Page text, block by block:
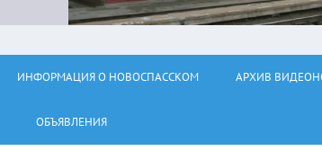
ИНФОРМАЦИЯ О НОВОСПАССКОМ АРХИВ
ОБЪЯВЛЕНИЯ